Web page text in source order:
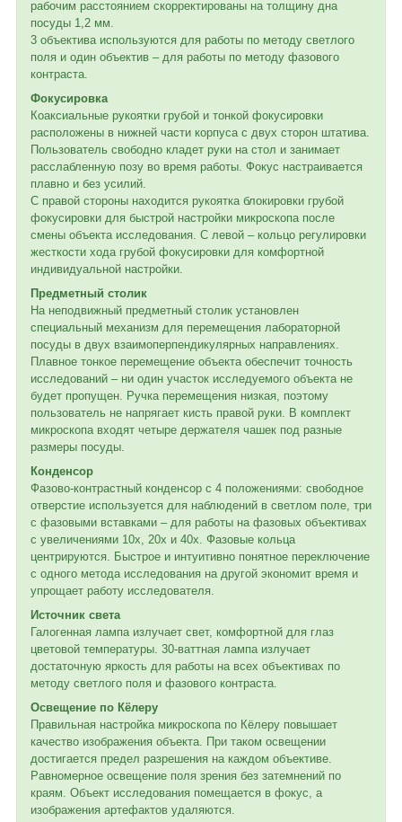
рабочим расстоянием скорректированы на толщину дна
посуды 1,2 мм.
3 объектива используются для работы по методу светлого
поля и один объектив – для работы по методу фазового
контраста.
Фокусировка
Коаксиальные рукоятки грубой и тонкой фокусировки
расположены в нижней части корпуса с двух сторон штатива.
Пользователь свободно кладет руки на стол и занимает
расслабленную позу во время работы. Фокус настраивается
плавно и без усилий.
С правой стороны находится рукоятка блокировки грубой
фокусировки для быстрой настройки микроскопа после
смены объекта исследования. С левой – кольцо регулировки
жесткости хода грубой фокусировки для комфортной
индивидуальной настройки.
Предметный столик
На неподвижный предметный столик установлен
специальный механизм для перемещения лабораторной
посуды в двух взаимоперпендикулярных направлениях.
Плавное тонкое перемещение объекта обеспечит точность
исследований – ни один участок исследуемого объекта не
будет пропущен. Ручка перемещения низкая, поэтому
пользователь не напрягает кисть правой руки. В комплект
микроскопа входят четыре держателя чашек под разные
размеры посуды.
Конденсор
Фазово-контрастный конденсор с 4 положениями: свободное
отверстие используется для наблюдений в светлом поле, три
с фазовыми вставками – для работы на фазовых объективах
с увеличениями 10х, 20х и 40х. Фазовые кольца
центрируются. Быстрое и интуитивно понятное переключение
с одного метода исследования на другой экономит время и
упрощает работу исследователя.
Источник света
Галогенная лампа излучает свет, комфортной для глаз
цветовой температуры. 30-ваттная лампа излучает
достаточную яркость для работы на всех объективах по
методу светлого поля и фазового контраста.
Освещение по Кёлеру
Правильная настройка микроскопа по Кёлеру повышает
качество изображения объекта. При таком освещении
достигается предел разрешения на каждом объективе.
Равномерное освещение поля зрения без затемнений по
краям. Объект исследования помещается в фокус, а
изображения артефактов удаляются.